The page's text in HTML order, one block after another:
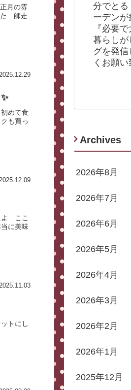
月の雰
た 師走
めて食
も買っ
よ ここ
に美味
トにし
分でとる
ーデン
『必要
暮らしが
グを発
くお願い
Archives
2026年8月
2026年7月
2026年6月
2026年5月
2026年4月
2026年3月
2026年2月
2026年1月
2025年12月